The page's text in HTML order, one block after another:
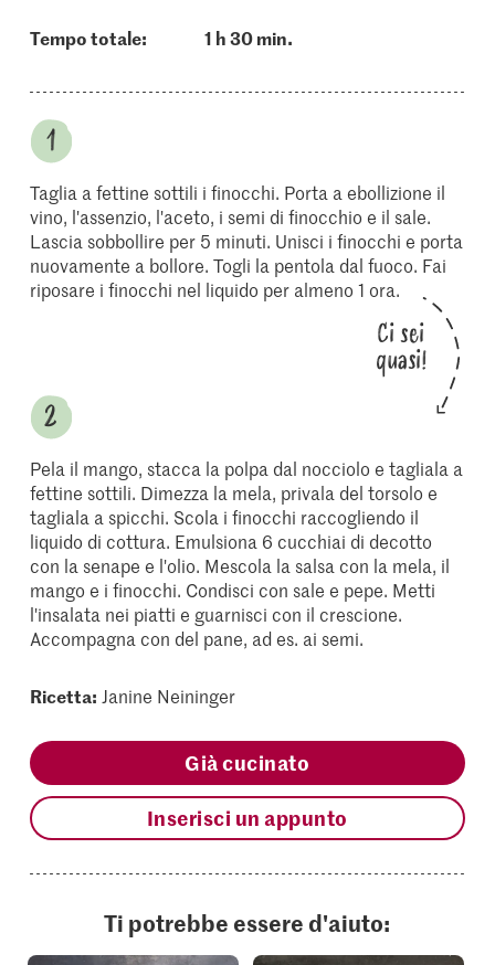
Tempo totale: 1 h 30 min.
Taglia a fettine sottili i finocchi. Porta a ebollizione il
vino, l'assenzio, l'aceto, i semi di finocchio e il sale.
Lascia sobbollire per 5 minuti. Unisci i finocchi e porta
nuovamente a bollore. Togli la pentola dal fuoco. Fai
riposare i finocchi nel liquido per almeno 1 ora.
Ci sei
quasi!
Pela il mango, stacca la polpa dal nocciolo e tagliala a
fettine sottili. Dimezza la mela, privala del torsolo e
tagliala a spicchi. Scola i finocchi raccogliendo il
liquido di cottura. Emulsiona 6 cucchiai di decotto
con la senape e l'olio. Mescola la salsa con la mela, il
mango e i finocchi. Condisci con sale e pepe. Metti
l'insalata nei piatti e guarnisci con il crescione.
Accompagna con del pane, ad es. ai semi.
Ricetta: Janine Neininger
Già cucinato
Inserisci un appunto
Ti potrebbe essere d'aiuto: